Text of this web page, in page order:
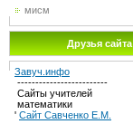
мисм
Друзья сайта
Завуч.инфо
-------------------------
Сайты учителей
математики
' Сайт Савченко Е.М.